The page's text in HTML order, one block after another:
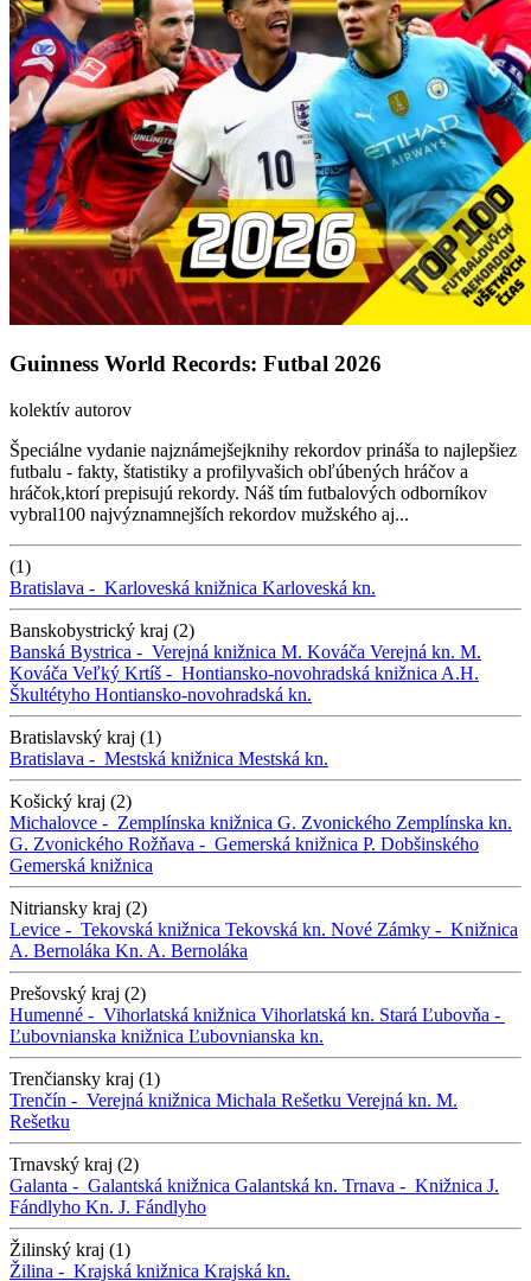
Guinness World Records: Futbal 2026
kolektív autorov
Špeciálne vydanie najznámejšejknihy rekordov prináša to najlepšiez
futbalu - fakty, štatistiky a profilyvašich obľúbených hráčov a
hráčok,ktorí prepisujú rekordy. Náš tím futbalových odborníkov
vybral100 najvýznamnejších rekordov mužského aj...
(1)
Bratislava - Karloveská knižnica Karloveská kn.
Banskobystrický kraj (2)
Banská Bystrica - Verejná knižnica M. Kováča Verejná kn. M.
Kováča Veľký Krtíš - Hontiansko-novohradská knižnica A.H.
Škultétyho Hontiansko-novohradská kn.
Bratislavský kraj (1)
Bratislava - Mestská knižnica Mestská kn.
Košický kraj (2)
Michalovce - Zemplínska knižnica G. Zvonického Zemplínska kn.
G. Zvonického Rožňava - Gemerská knižnica P. Dobšinského
Gemerská knižnica
Nitriansky kraj (2)
Levice - Tekovská knižnica Tekovská kn. Nové Zámky - Knižnica
A. Bernoláka Kn. A. Bernoláka
Prešovský kraj (2)
Humenné - Vihorlatská knižnica Vihorlatská kn. Stará Ľubovňa -
Ľubovnianska knižnica Ľubovnianska kn.
Trenčiansky kraj (1)
Trenčín - Verejná knižnica Michala Rešetku Verejná kn. M.
Rešetku
Trnavský kraj (2)
Galanta - Galantská knižnica Galantská kn. Trnava - Knižnica J.
Fándlyho Kn. J. Fándlyho
Žilinský kraj (1)
Žilina - Krajská knižnica Krajská kn.